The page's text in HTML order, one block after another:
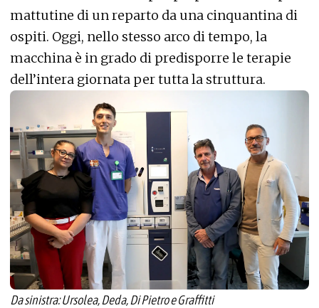
mattutine di un reparto da una cinquantina di
ospiti. Oggi, nello stesso arco di tempo, la
macchina è in grado di predisporre le terapie
dell’intera giornata per tutta la struttura.
Da sinistra: Ursolea, Deda, Di Pietro e Graffitti